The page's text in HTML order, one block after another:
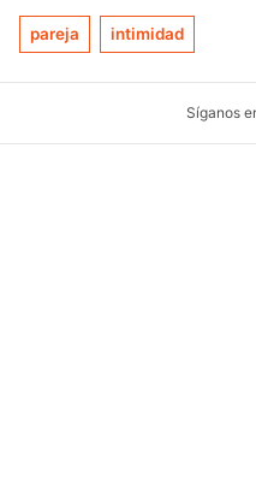
pareja intimidad